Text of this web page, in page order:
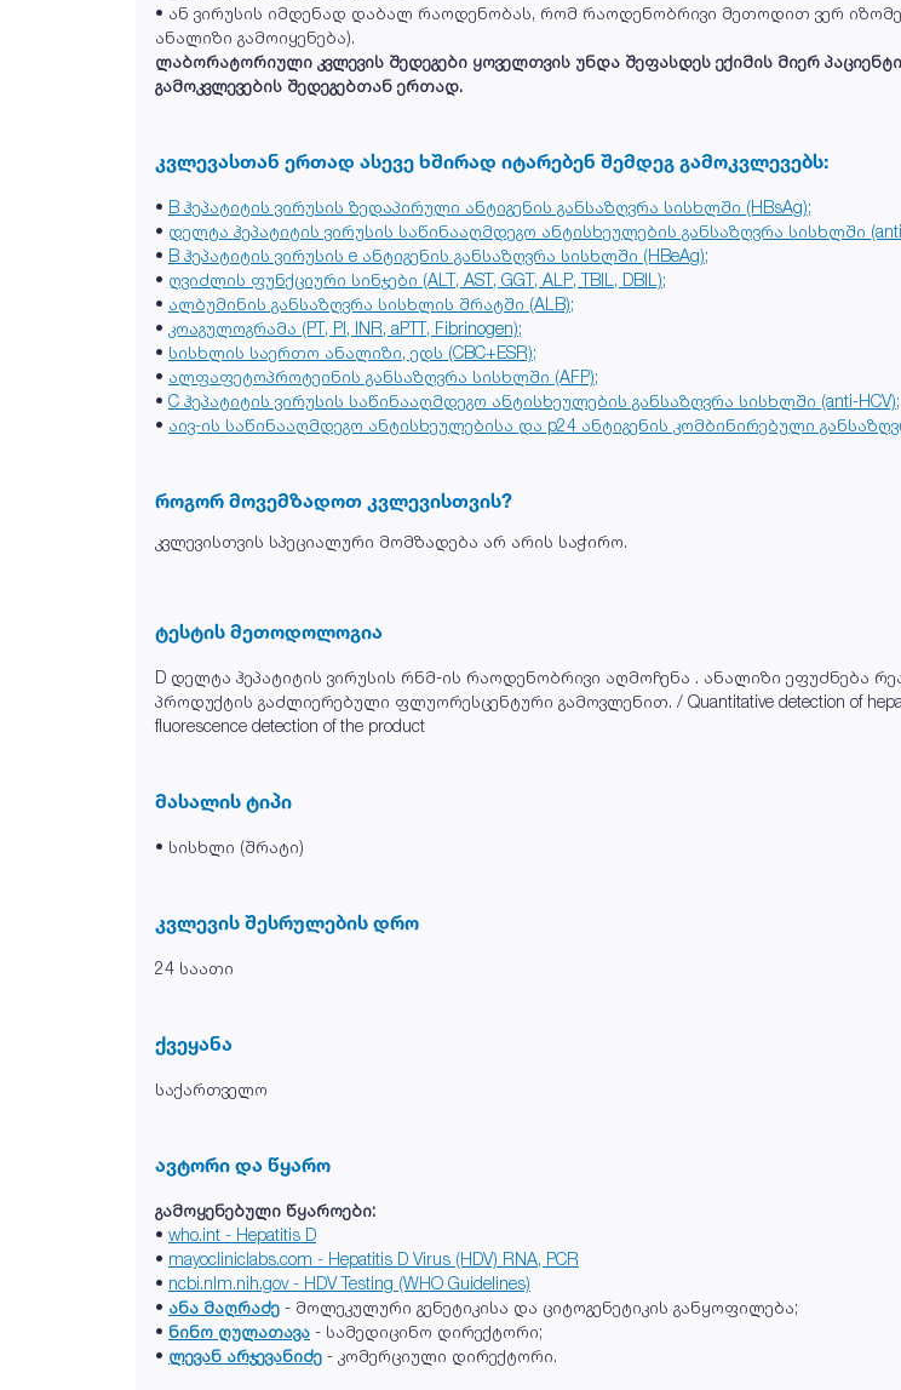
• ან ვირუსის იმდენად დაბალ რაოდენობას, რომ რაოდენობრივი მეთოდით ვერ
ანალიზი გამოიყენება).
ლაბორატორიული კვლევის შედეგები ყოველთვის უნდა შეფასდეს ექიმის მიერ
გამოკვლევების შედეგებთან ერთად.
კვლევასთან ერთად ასევე ხშირად იტარებენ შემდეგ გამოკვლევებს:
• B ჰეპატიტის ვირუსის ზედაპირული ანტიგენის განსაზღვრა სისხლში (HBsAg);
• დელტა ჰეპატიტის ვირუსის საწინააღმდეგო ანტისხეულების განსაზღვრა სისხლში
• B ჰეპატიტის ვირუსის e ანტიგენის განსაზღვრა სისხლში (HBeAg);
• ღვიძლის ფუნქციური სინჯები (ALT, AST, GGT, ALP, TBIL, DBIL);
• ალბუმინის განსაზღვრა სისხლის შრატში (ALB);
• კოაგულოგრამა (PT, PI, INR, aPTT, Fibrinogen);
• სისხლის საერთო ანალიზი, ედს (CBC+ESR);
• ალფაფეტოპროტეინის განსაზღვრა სისხლში (AFP);
• C ჰეპატიტის ვირუსის საწინააღმდეგო ანტისხეულების განსაზღვრა სისხლში (anti-HCV);
• აივ-ის საწინააღმდეგო ანტისხეულებისა და p24 ანტიგენის კომბინირებული
როგორ მოვემზადოთ კვლევისთვის?
კვლევისთვის სპეციალური მომზადება არ არის საჭირო.
ტესტის მეთოდოლოგია
D დელტა ჰეპატიტის ვირუსის რნმ-ის რაოდენობრივი აღმოჩენა . ანალიზი ეფუძნება
პროდუქტის გაძლიერებული ფლუორესცენტური გამოვლენით. / Quantitative detection of
fluorescence detection of the product
მასალის ტიპი
• სისხლი (შრატი)
კვლევის შესრულების დრო
24 საათი
ქვეყანა
საქართველო
ავტორი და წყარო
გამოყენებული წყაროები:
• who.int - Hepatitis D
• mayocliniclabs.com - Hepatitis D Virus (HDV) RNA, PCR
• ncbi.nlm.nih.gov - HDV Testing (WHO Guidelines)
• ანა მაღრაძე - მოლეკულური გენეტიკისა და ციტოგენეტიკის განყოფილება;
• ნინო ღულათავა - სამედიცინო დირექტორი;
• ლევან არჯევანიძე - კომერციული დირექტორი.